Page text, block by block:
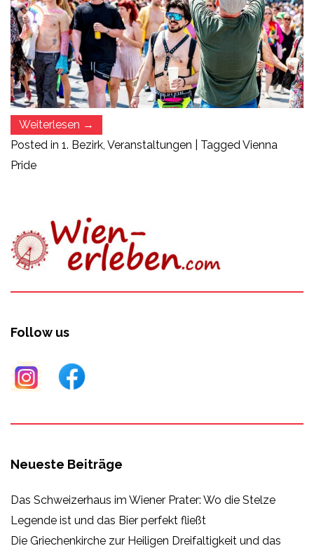
Weiterlesen „Vienna
Pride
und
→
Posted in 1. Bezirk, Veranstaltungen TaggedVienna
Pride
Follow us
Neueste Beiträge
Das Schweizerhaus im Wiener Prater: Wo die Stelze
Legende ist und das Bier perfekt fließt
Die Griechenkirche zur Heiligen Dreifaltigkeit und das